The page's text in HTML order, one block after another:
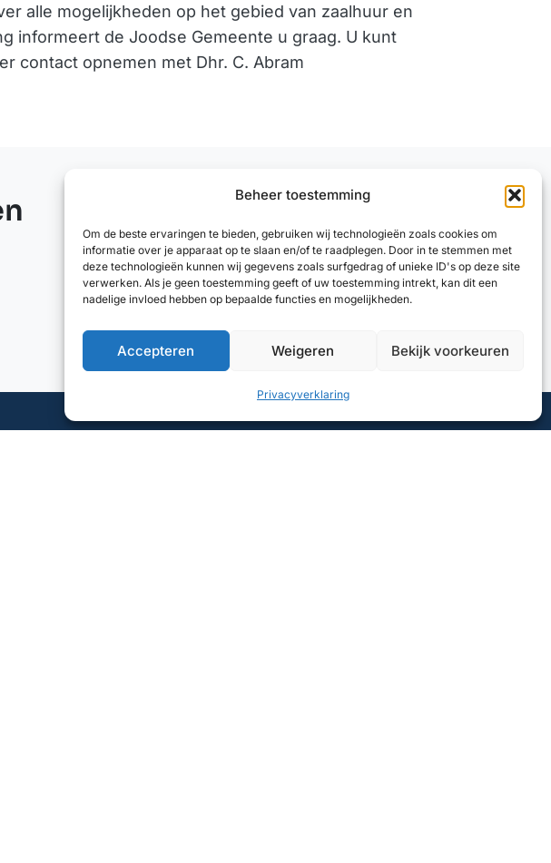
Beheer toestemming
Om de beste ervaringen te bieden, gebruiken wij technologieën zoals cookies om
informatie over je apparaat op te slaan en/of te raadplegen. Door in te stemmen met
deze technologieën kunnen wij gegevens zoals surfgedrag of unieke ID's op deze site
verwerken. Als je geen toestemming geeft of uw toestemming intrekt, kan dit een
nadelige invloed hebben op bepaalde functies en mogelijkheden.
Accepteren Weigeren Bekijk voorkeuren
Privacyverklaring
alle mogelijkheden op het gebied van zaalhuur en
informeert de Joodse Gemeente u graag. U kunt
contact opnemen met Dhr. C. Abram